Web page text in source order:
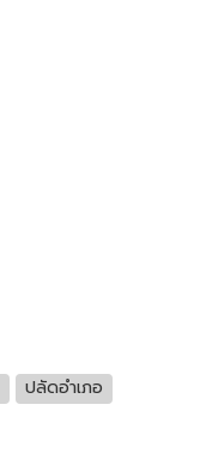
ปลัดอำเภอ